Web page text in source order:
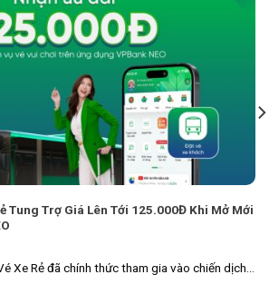
Tung Trợ Giá Lên Tới 125.000Đ Khi Mở Mới
Xe Rẻ đã chính thức tham gia vào chiến dịch...